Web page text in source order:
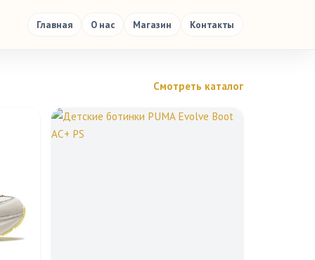
Главная О нас Магазин Контакты
Смотреть каталог